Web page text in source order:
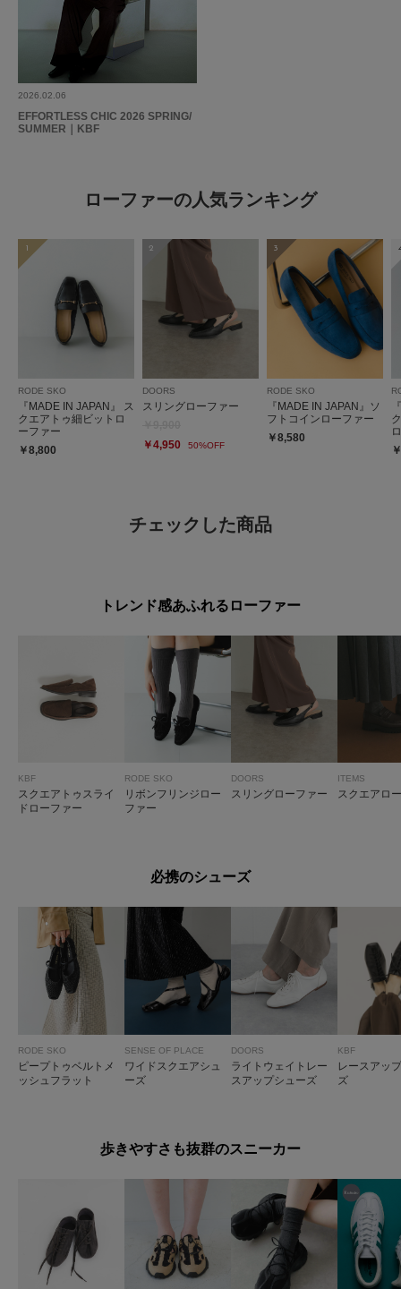
2026.02.06
EFFORTLESS CHIC 2026 SPRING/
SUMMER｜KBF
ローファーの人気ランキング
1
RODE SKO
『MADE IN JAPAN』 ス
クエアトゥ細ビットロ
ーファー
￥8,800
2
DOORS
スリングローファー
￥4,950
50%OFF
3
RODE SKO
『MADE IN JAPAN』ソ
フトコインローファー
￥8,580
チェックした商品
トレンド感あふれるローファー
KBF
スクエアトゥスライ
ドローファー
RODE SKO
リボンフリンジロー
ファー
DOORS
スリングローファー
ITEMS
スクエアロ
必携のシューズ
RODE SKO
ピープトゥベルトメ
ッシュフラット
SENSE OF PLACE
ワイドスクエアシュ
ーズ
DOORS
ライトウェイトレー
スアップシューズ
KBF
レースアッ
ズ
歩きやすさも抜群のスニーカー